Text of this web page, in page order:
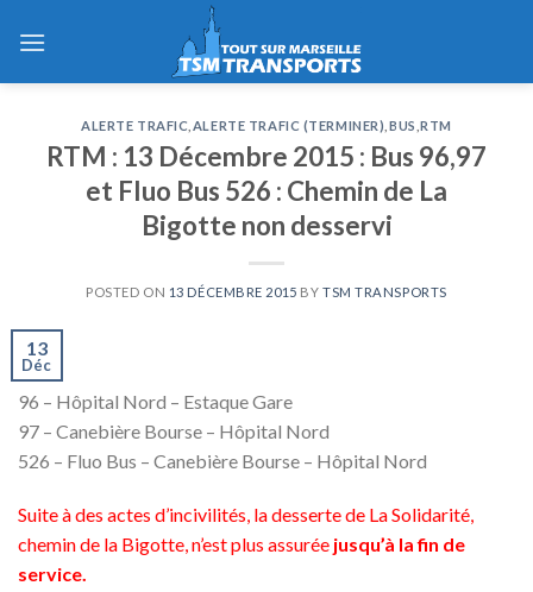
ALERTE TRAFIC ALERTE TRAFIC (TERMINER) BUS ,RTM
RTM : 13 Décembre 2015 : Bus 96,97
et Fluo Bus 526 : Chemin de La
Bigotte non desservi
POSTED ON 13 DÉCEMBRE 2015 BY TSM TRANSPORTS
13
Déc
96 – Hôpital Nord – Estaque Gare
97 – Canebière Bourse – Hôpital Nord
526 – Fluo Bus – Canebière Bourse – Hôpital Nord
Suite à des actes d’incivilités, la desserte de La Solidarité,
chemin de la Bigotte, n’est plus assurée jusqu’à la fin de
service.